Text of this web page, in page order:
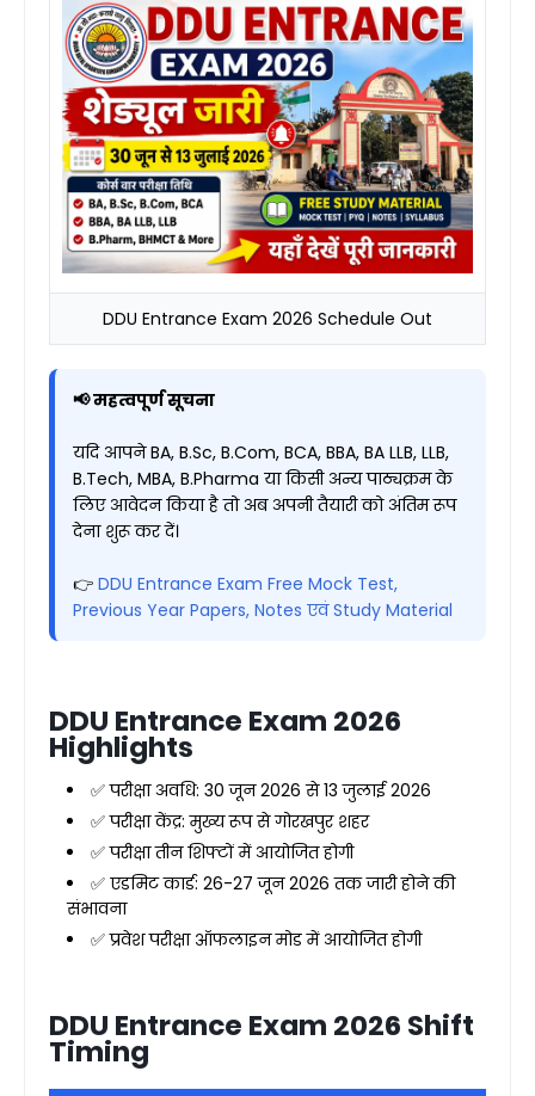
DDU Entrance Exam 2026 Schedule Out
📢 महत्वपूर्ण सूचना
यदि आपने BA, B.Sc, B.Com, BCA, BBA, BA LLB, LLB,
B.Tech, MBA, B.Pharma या किसी अन्य पाठ्यक्रम के
लिए आवेदन किया है तो अब अपनी तैयारी को अंतिम रूप
देना शुरू कर दें।
👉 DDU Entrance Exam Free Mock Test,
Previous Year Papers, Notes एवं Study Material
DDU Entrance Exam 2026
Highlights
✅ परीक्षा अवधि: 30 जून 2026 से 13 जुलाई 2026
✅ परीक्षा केंद्र: मुख्य रूप से गोरखपुर शहर
✅ परीक्षा तीन शिफ्टों में आयोजित होगी
✅ एडमिट कार्ड: 26-27 जून 2026 तक जारी होने की
संभावना
✅ प्रवेश परीक्षा ऑफलाइन मोड में आयोजित होगी
DDU Entrance Exam 2026 Shift
Timing